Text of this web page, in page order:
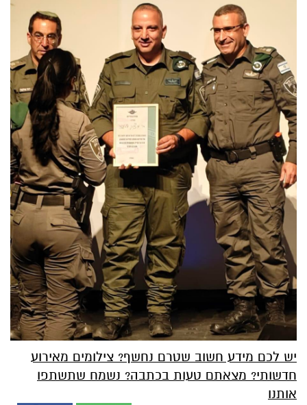
יש לכם מידע חשוב שטרם נחשף? צילומים מאירוע
חדשותי? מצאתם טעות בכתבה? נשמח שתשתפו
אותנו